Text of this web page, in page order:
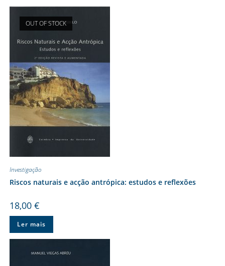
OUT OF STOCK
Investigação
Riscos naturais e acção antrópica: estudos e reflexões
18,00 €
Ler mais